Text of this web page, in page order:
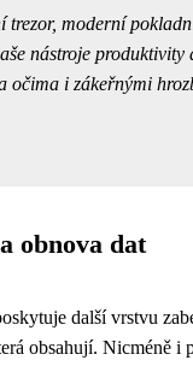
trezor, moderní
nástroje produktivity
očima i zákeřnými
obnova dat
další vrstvu
obsahují. Nicméně i